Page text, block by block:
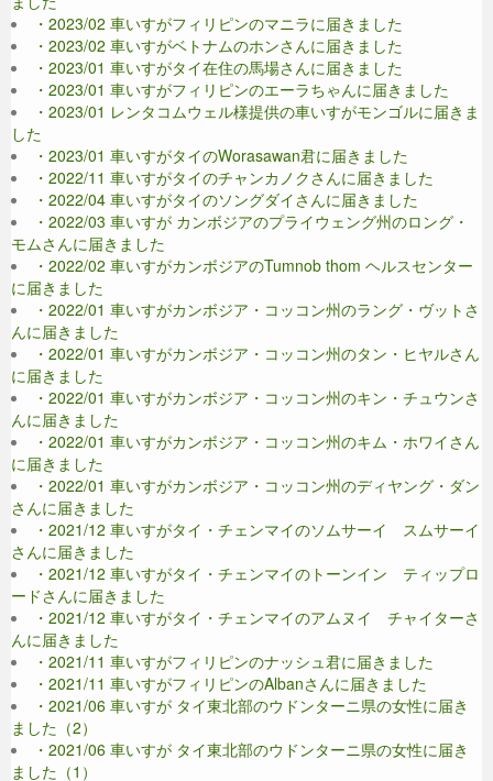
・2023/02 車いすがフィリピンのマニラに届きました
・2023/02 車いすがベトナムのホンさんに届きました
・2023/01 車いすがタイ在住の馬場さんに届きました
・2023/01 車いすがフィリピンのエーラちゃんに届きました
・2023/01 レンタコムウェル様提供の車いすがモンゴルに届きま
した
・2023/01 車いすがタイのWorasawan君に届きました
・2022/11 車いすがタイのチャンカノクさんに届きました
・2022/04 車いすがタイのソングダイさんに届きました
・2022/03 車いすが カンボジアのプライウェング州のロング・
モムさんに届きました
・2022/02 車いすがカンボジアのTumnob thom ヘルスセンター
に届きました
・2022/01 車いすがカンボジア・コッコン州のラング・ヴットさ
んに届きました
・2022/01 車いすがカンボジア・コッコン州のタン・ヒヤルさん
に届きました
・2022/01 車いすがカンボジア・コッコン州のキン・チュウンさ
んに届きました
・2022/01 車いすがカンボジア・コッコン州のキム・ホワイさん
に届きました
・2022/01 車いすがカンボジア・コッコン州のディヤング・ダン
さんに届きました
・2021/12 車いすがタイ・チェンマイのソムサーイ スムサーイ
さんに届きました
・2021/12 車いすがタイ・チェンマイのトーンイン ティップロ
ードさんに届きました
・2021/12 車いすがタイ・チェンマイのアムヌイ チャイターさ
んに届きました
・2021/11 車いすがフィリピンのナッシュ君に届きました
・2021/11 車いすがフィリピンのAlbanさんに届きました
・2021/06 車いすが タイ東北部のウドンターニ県の女性に届き
ました（2）
・2021/06 車いすが タイ東北部のウドンターニ県の女性に届き
ました（1）